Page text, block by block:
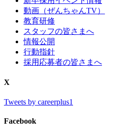
動画（ぜんちゃんTV）
教育研修
スタッフの皆さまへ
情報公開
行動指針
採用応募者の皆さまへ
X
Tweets by careerplus1
Facebook